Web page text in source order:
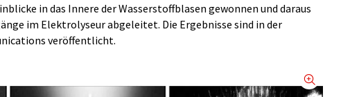
in das Innere der Wasserstoffblasen gewonnen und daraus
im Elektrolyseur abgeleitet. Die Ergebnisse sind in der
veröffentlicht.